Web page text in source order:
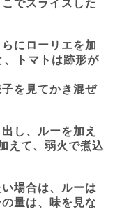
でスライスした
にローリエを加
、トマトは跡形が
子を見てかき混ぜ
し、ルーを加え
えて、弱火で煮込
場合は、ルーは
量は、味を見な